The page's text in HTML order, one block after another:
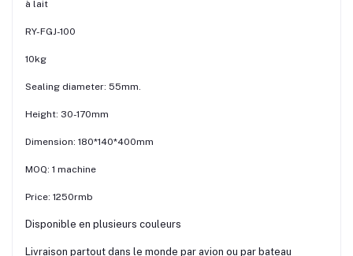
à lait
RY-FGJ-100
10kg
Sealing diameter: 55mm.
Height: 30-170mm
Dimension: 180*140*400mm
MOQ: 1 machine
Price: 1250rmb
Disponible en plusieurs couleurs
Livraison partout dans le monde par avion ou par bateau